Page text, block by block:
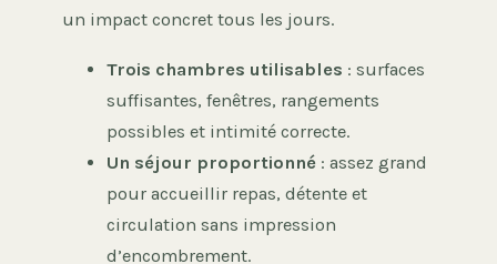
un impact concret tous les jours.
Trois chambres utilisables : surfaces
suffisantes, fenêtres, rangements
possibles et intimité correcte.
Un séjour proportionné : assez grand
pour accueillir repas, détente et
circulation sans impression
d’encombrement.